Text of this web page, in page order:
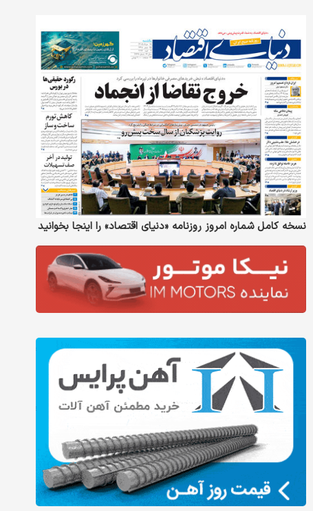
نسخه کامل شماره امروز روزنامه «دنیای‌ اقتصاد» را اینجا بخوانید